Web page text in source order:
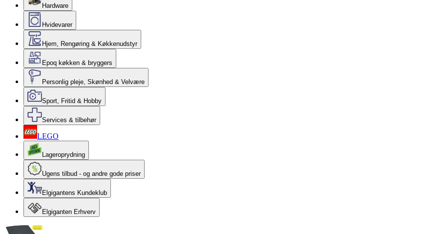
Hardware
Hvidevarer
Hjem, Rengøring & Køkkenudstyr
Epoq køkken & bryggers
Personlig pleje, Skønhed & Velvære
Sport, Fritid & Hobby
Services & tilbehør
LEGO
Lageroprydning
Ugens tilbud - og andre gode priser
Elgigantens Kundeklub
Elgiganten Erhverv